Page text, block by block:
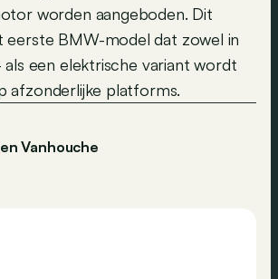
worden aangeboden. Dit
eerste BMW-model dat zowel in
een elektrische variant wordt
afzonderlijke platforms.
Vanhouche